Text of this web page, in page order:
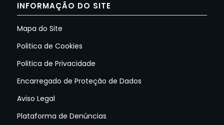
INFORMAÇÃO DO SITE
Mapa do Site
Politica de Cookies
Politica de Privacidade
Encarregado de Proteção de Dados
Aviso Legal
Plataforma de Denúncias